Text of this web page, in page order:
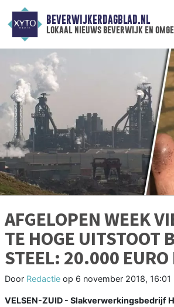
BEVERWIJKERDAGBLAD.NL
lokaal nieuws beverwijk en
AFGELOPEN WEEK
TE HOGE UITSTOOT
STEEL: 20.000 EURO
Door Redactie op 6 november 2018, 16:01
VELSEN-ZUID - Slakverwerkingsbedrijf